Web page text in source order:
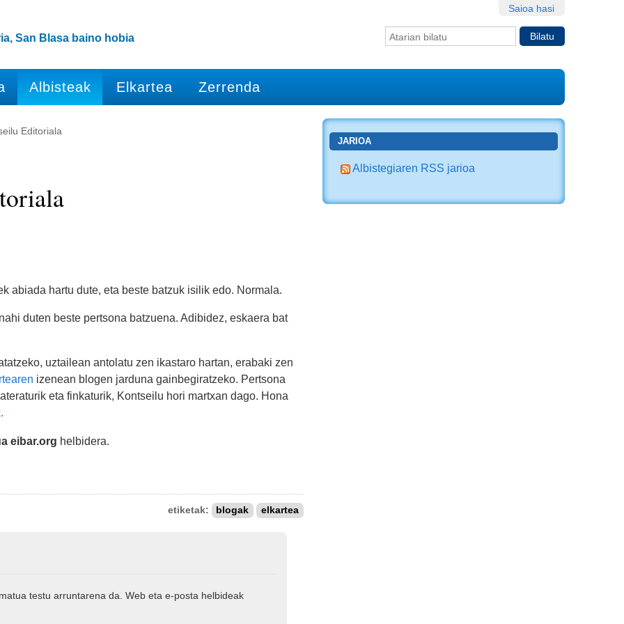
Saioa hasi
Bilatu atarian
San Blasa baino hobia
Albisteak Elkartea Zerrenda
Editoriala
abiada hartu dute, eta beste batzuk isilik edo. Normala.
duten beste pertsona batzuena. Adibidez, eskaera bat
uztailean antolatu zen ikastaro hartan, erabaki zen
izenean blogen jarduna gainbegiratzeko. Pertsona
eta finkaturik, Kontseilu hori martxan dago. Hona
eibar.org helbidera.
etiketak: blogak elkartea
testu arruntarena da. Web eta e-posta helbideak
JARIOA
Albistegiaren RSS jarioa